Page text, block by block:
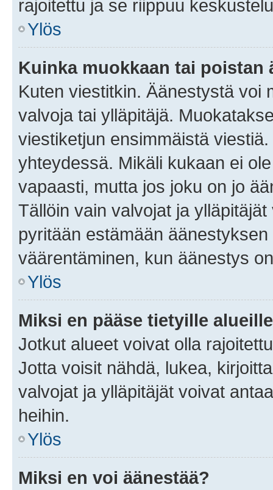
rajoitettu ja se riippuu
Ylös
Kuinka muokkaan tai poistan
Kuten viestitkin. Äänestystä voi
valvoja tai ylläpitäjä.
viestiketjun ensimmäistä
yhteydessä. Mikäli kukaan ei
vapaasti, mutta jos joku on jo
Tällöin vain valvojat ja
pyritään estämään
väärentäminen, kun äänestys
Ylös
Miksi en pääse tietyille
Jotkut alueet voivat olla
Jotta voisit nähdä, lukea,
valvojat ja ylläpitäjät voivat
heihin.
Ylös
Miksi en voi äänestää?